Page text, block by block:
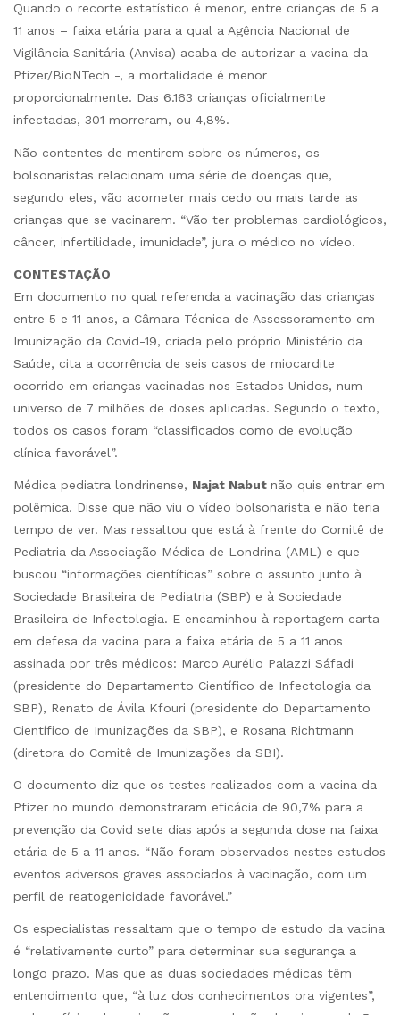
Quando o recorte estatístico é menor, entre crianças de 5 a
11 anos – faixa etária para a qual a Agência Nacional de
Vigilância Sanitária (Anvisa) acaba de autorizar a vacina da
Pfizer/BioNTech -, a mortalidade é menor
proporcionalmente. Das 6.163 crianças oficialmente
infectadas, 301 morreram, ou 4,8%.
Não contentes de mentirem sobre os números, os
bolsonaristas relacionam uma série de doenças que,
segundo eles, vão acometer mais cedo ou mais tarde as
crianças que se vacinarem. “Vão ter problemas cardiológicos,
câncer, infertilidade, imunidade”, jura o médico no vídeo.
CONTESTAÇÃO
Em documento no qual referenda a vacinação das crianças
entre 5 e 11 anos, a Câmara Técnica de Assessoramento em
Imunização da Covid-19, criada pelo próprio Ministério da
Saúde, cita a ocorrência de seis casos de miocardite
ocorrido em crianças vacinadas nos Estados Unidos, num
universo de 7 milhões de doses aplicadas. Segundo o texto,
todos os casos foram “classificados como de evolução
clínica favorável”.
Médica pediatra londrinense, Najat Nabut não quis entrar em
polêmica. Disse que não viu o vídeo bolsonarista e não teria
tempo de ver. Mas ressaltou que está à frente do Comitê de
Pediatria da Associação Médica de Londrina (AML) e que
buscou “informações científicas” sobre o assunto junto à
Sociedade Brasileira de Pediatria (SBP) e à Sociedade
Brasileira de Infectologia. E encaminhou à reportagem carta
em defesa da vacina para a faixa etária de 5 a 11 anos
assinada por três médicos: Marco Aurélio Palazzi Sáfadi
(presidente do Departamento Científico de Infectologia da
SBP), Renato de Ávila Kfouri (presidente do Departamento
Científico de Imunizações da SBP), e Rosana Richtmann
(diretora do Comitê de Imunizações da SBI).
O documento diz que os testes realizados com a vacina da
Pfizer no mundo demonstraram eficácia de 90,7% para a
prevenção da Covid sete dias após a segunda dose na faixa
etária de 5 a 11 anos. “Não foram observados nestes estudos
eventos adversos graves associados à vacinação, com um
perfil de reatogenicidade favorável.”
Os especialistas ressaltam que o tempo de estudo da vacina
é “relativamente curto” para determinar sua segurança a
longo prazo. Mas que as duas sociedades médicas têm
entendimento que, “à luz dos conhecimentos ora vigentes”,